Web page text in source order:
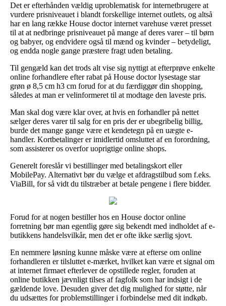
Det er efterhånden vældig uproblematisk for internetbrugere at
vurdere prisniveauet i blandt forskellige internet outlets, og altså
har en lang række House doctor internet varehuse været presset
til at at nedbringe prisniveauet på mange af deres varer – til børn
og babyer, og endvidere også til mænd og kvinder – betydeligt,
og endda nogle gange præstere fragt uden betaling.
Til gengæld kan det trods alt vise sig nyttigt at efterprøve enkelte
online forhandlere efter rabat på House doctor lysestage star
grøn ø 8,5 cm h3 cm forud for at du færdiggør din shopping,
således at man er velinformeret til at modtage den laveste pris.
Man skal dog være klar over, at hvis en forhandler på nettet
sælger deres varer til salg for en pris der er ubegribelig billig,
burde det mange gange være et kendetegn på en uægte e-
handler. Kortbetalinger er imidlertid omsluttet af en forordning,
som assisterer os overfor uoprigtige online shops.
Generelt foreslår vi bestillinger med betalingskort eller
MobilePay. Alternativt bør du vælge et afdragstilbud som f.eks.
ViaBill, for så vidt du tilstræber at betale pengene i flere bidder.
Forud for at nogen bestiller hos en House doctor online
forretning bør man egentlig gøre sig bekendt med indholdet af e-
butikkens handelsvilkår, men det er ofte ikke særlig sjovt.
En nemmere løsning kunne måske være at efterse om online
forhandleren er tilsluttet e-mærket, hvilket kan være et signal om
at internet firmaet efterlever de opstillede regler, foruden at
online butikken jævnligt tilses af fagfolk som har indsigt i de
gældende love. Desuden giver det dig mulighed for støtte, når
du udsættes for problemstillinger i forbindelse med dit indkøb.